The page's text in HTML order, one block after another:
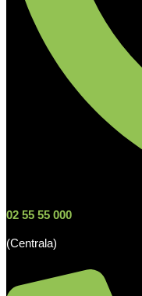
02 55 55 000
(Centrala)